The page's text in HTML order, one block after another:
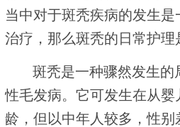
当中对于斑秃疾病的发生
治疗，那么斑秃的日常护理
斑秃是一种骤然发生的
性毛发病。它可发生在从婴
龄，但以中年人较多，性